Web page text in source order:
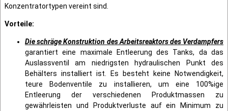
Konzentratortypen vereint sind.
Vorteile:
Die schräge Konstruktion des Arbeitsreaktors des Verdampfers
garantiert eine maximale Entleerung des Tanks, da das
Auslassventil am niedrigsten hydraulischen Punkt des
Behälters installiert ist. Es besteht keine Notwendigkeit,
teure Bodenventile zu installieren, um eine 100%ige
Entleerung der verschiedenen Produktmassen zu
gewährleisten und Produktverluste auf ein Minimum zu